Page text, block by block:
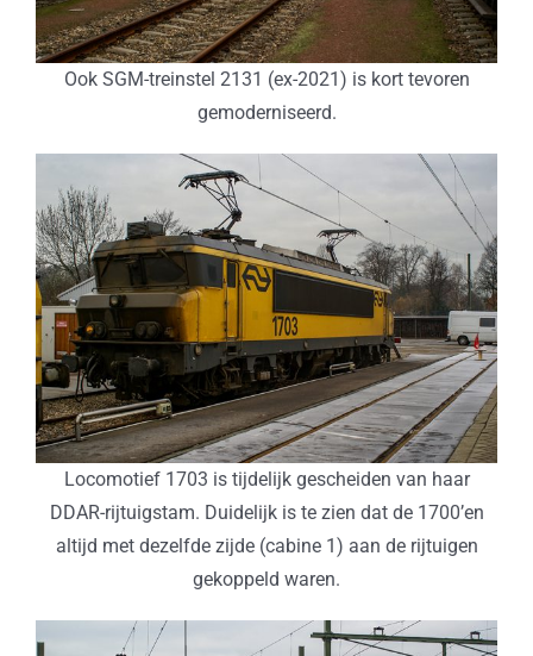
Ook SGM-treinstel 2131 (ex-2021) is kort tevoren
gemoderniseerd.
Locomotief 1703 is tijdelijk gescheiden van haar
DDAR-rijtuigstam. Duidelijk is te zien dat de 1700’en
altijd met dezelfde zijde (cabine 1) aan de rijtuigen
gekoppeld waren.